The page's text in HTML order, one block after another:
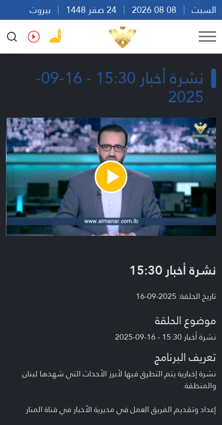
السبت
بيروت
03:56
Ar En Fr Es
نشرة أخبار 15:30 - 16-09-
2025
Play
Video
نشرة أخبار 15:30
تاريخ الحلقة: 2025-09-16
موضوع الحلقة
نشرة أخبار 15:30 - 16-09-2025
تعريف البرنامج
نشرة إخبارية يتم التطرق فيها لأبرز الأحداث التي شهدها لبنان
والمنطقة.
إعداد وتقديم الفريق العمل في مديرية الأخبار في قناة المنار